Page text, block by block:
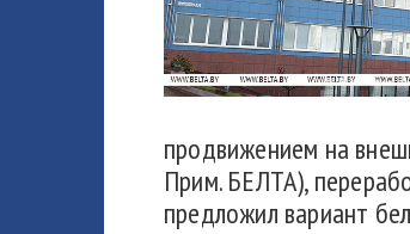
продвижением на
Прим. БЕЛТА),
предложил вариант